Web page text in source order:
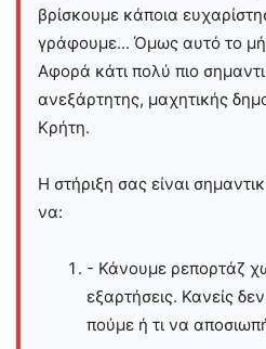
βρίσκουμε κάποια
γράφουμε... Όμως αυτό το
Αφορά κάτι πολύ πιο
ανεξάρτητης, μαχητικής
Kρήτη.
Η στήριξη σας είναι
να:
- Κάνουμε ρεπορτάζ
εξαρτήσεις. Κανείς
πούμε ή τι να